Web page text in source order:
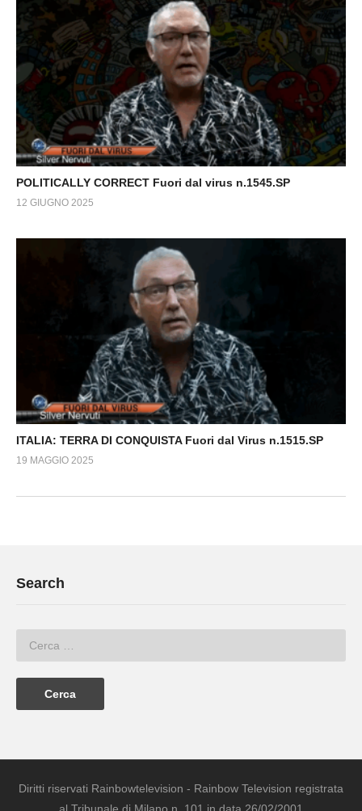
POLITICALLY CORRECT Fuori dal virus n.1545.SP
12 GIUGNO 2025
ITALIA: TERRA DI CONQUISTA Fuori dal Virus n.1515.SP
19 MAGGIO 2025
Search
Diritti riservati Rainbowtelevision - Rainbow Television registrata
al Tribunale di Milano n. 101 in data 26/02/2001